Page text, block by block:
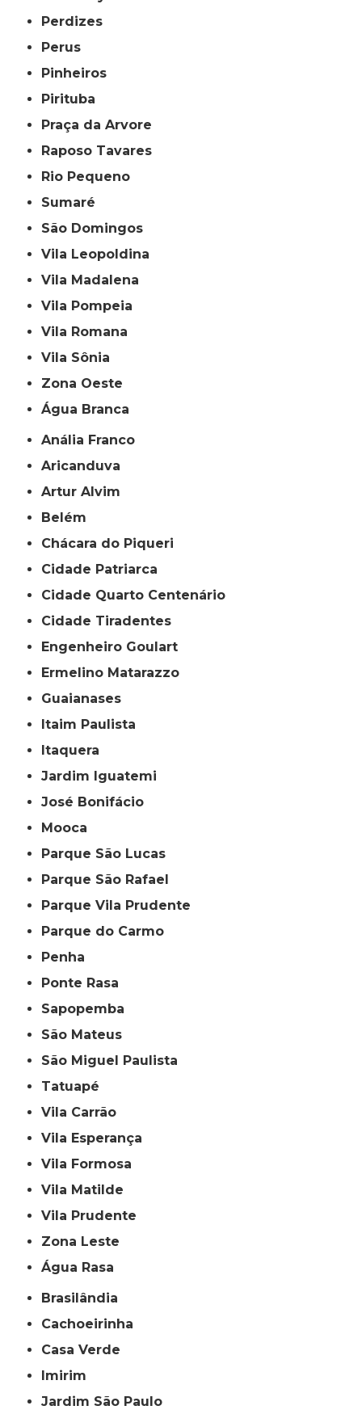
Perdizes
Perus
Pinheiros
Pirituba
Praça da Arvore
Raposo Tavares
Rio Pequeno
Sumaré
São Domingos
Vila Leopoldina
Vila Madalena
Vila Pompeia
Vila Romana
Vila Sônia
Zona Oeste
Água Branca
Anália Franco
Aricanduva
Artur Alvim
Belém
Chácara do Piqueri
Cidade Patriarca
Cidade Quarto Centenário
Cidade Tiradentes
Engenheiro Goulart
Ermelino Matarazzo
Guaianases
Itaim Paulista
Itaquera
Jardim Iguatemi
José Bonifácio
Mooca
Parque São Lucas
Parque São Rafael
Parque Vila Prudente
Parque do Carmo
Penha
Ponte Rasa
Sapopemba
São Mateus
São Miguel Paulista
Tatuapé
Vila Carrão
Vila Esperança
Vila Formosa
Vila Matilde
Vila Prudente
Zona Leste
Água Rasa
Brasilândia
Cachoeirinha
Casa Verde
Imirim
Jardim São Paulo